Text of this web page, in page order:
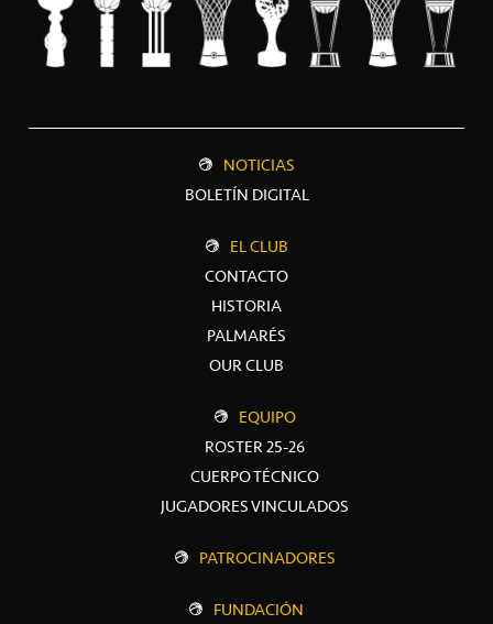
NOTICIAS
BOLETÍN DIGITAL
EL CLUB
CONTACTO
HISTORIA
PALMARÉS
OUR CLUB
EQUIPO
ROSTER 25-26
CUERPO TÉCNICO
JUGADORES VINCULADOS
PATROCINADORES
FUNDACIÓN